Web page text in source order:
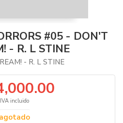
#05 - DON'T
- R. L STINE
- R. L STINE
IVA incluido
agotado